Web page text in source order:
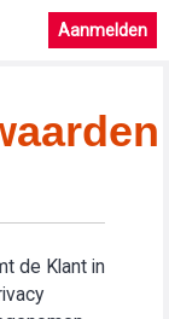
Aanmelden
de Klant in